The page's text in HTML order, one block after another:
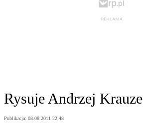
Rysuje Andrzej Krauze
Publikacja: 08.08.2011 22:48